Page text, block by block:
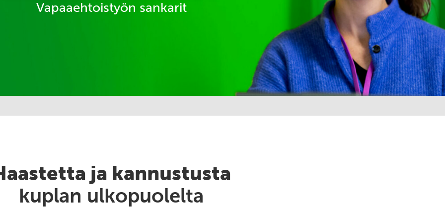
Vapaaehtoistyön sankarit
ja kannustusta
kuplan ulkopuolelta